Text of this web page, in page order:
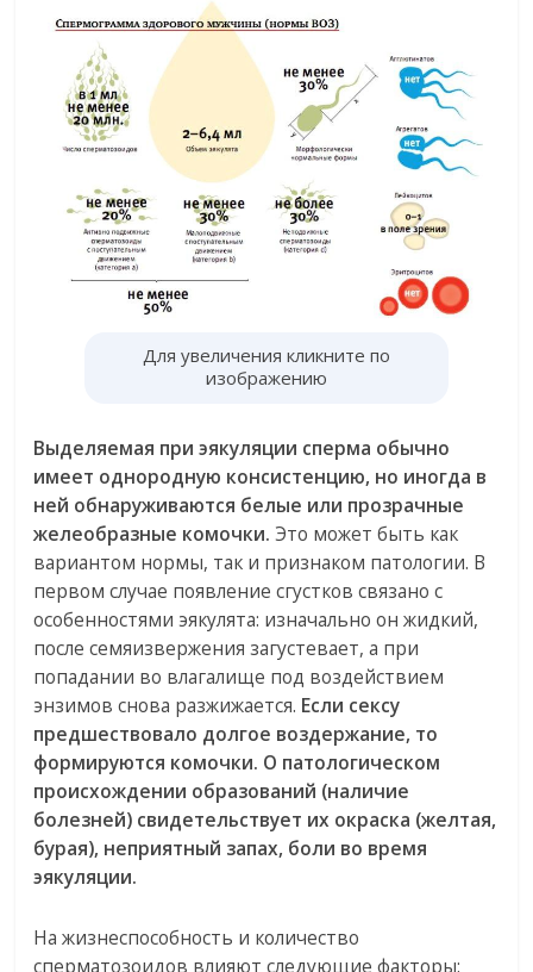
Для увеличения кликните по
изображению
Выделяемая при эякуляции сперма обычно
имеет однородную консистенцию, но иногда в
ней обнаруживаются белые или прозрачные
желеобразные комочки. Это может быть как
вариантом нормы, так и признаком патологии. В
первом случае появление сгустков связано с
особенностями эякулята: изначально он жидкий,
после семяизвержения загустевает, а при
попадании во влагалище под воздействием
энзимов снова разжижается. Если сексу
предшествовало долгое воздержание, то
формируются комочки. О патологическом
происхождении образований (наличие
болезней) свидетельствует их окраска (желтая,
бурая), неприятный запах, боли во время
эякуляции.
На жизнеспособность и количество
сперматозоидов влияют следующие факторы: